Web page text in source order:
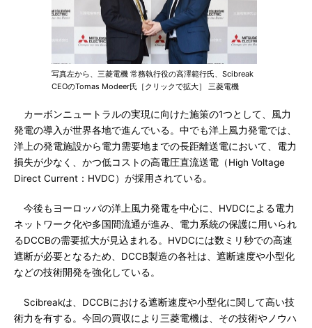
写真左から、三菱電機 常務執行役の高澤範行氏、Scibreak
CEOのTomas Modeer氏［クリックで拡大］ 三菱電機
カーボンニュートラルの実現に向けた施策の1つとして、風力
発電の導入が世界各地で進んでいる。中でも洋上風力発電では、
洋上の発電施設から電力需要地までの長距離送電において、電力
損失が少なく、かつ低コストの高電圧直流送電（High Voltage
Direct Current：HVDC）が採用されている。
今後もヨーロッパの洋上風力発電を中心に、HVDCによる電力
ネットワーク化や多国間流通が進み、電力系統の保護に用いられ
るDCCBの需要拡大が見込まれる。HVDCには数ミリ秒での高速
遮断が必要となるため、DCCB製造の各社は、遮断速度や小型化
などの技術開発を強化している。
Scibreakは、DCCBにおける遮断速度や小型化に関して高い技
術力を有する。今回の買収により三菱電機は、その技術やノウハ